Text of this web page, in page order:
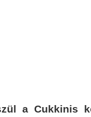
a Cukkinis